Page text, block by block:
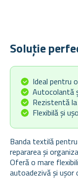
Soluție
Ideal pentru
Autocolantă
Rezistentă
Flexibilă și
Banda textilă
repararea și
Oferă o mare
autoadezivă și ușor